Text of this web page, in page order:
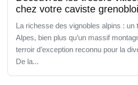
chez votre caviste
La richesse des vignobles alpins : un
Alpes, bien plus qu’un massif
terroir d’exception reconnu pour la
De la...